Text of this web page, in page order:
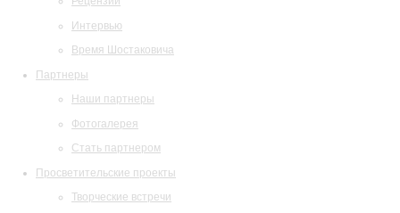
Интервью
Время Шостаковича
Партнеры
Наши партнеры
Фотогалерея
Стать партнером
Просветительские проекты
Творческие встречи